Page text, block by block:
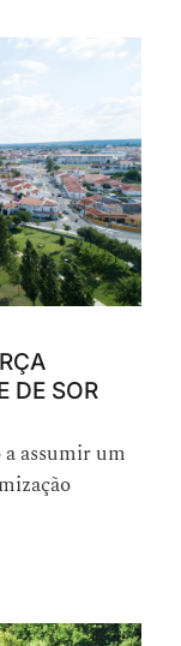
DE SOR
assumir um